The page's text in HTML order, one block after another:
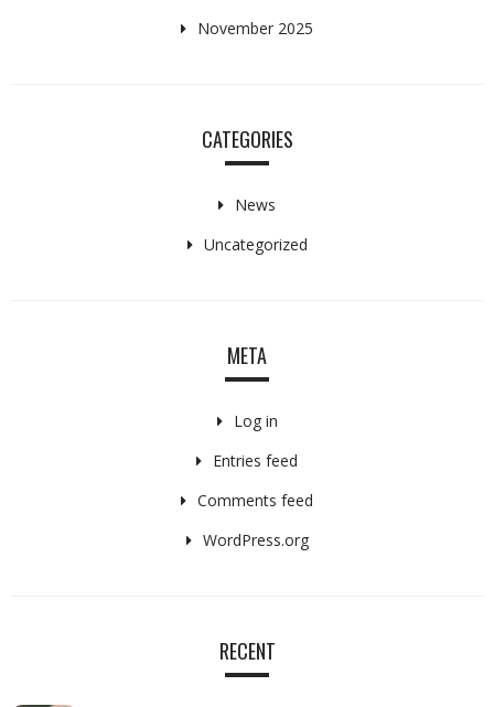
November 2025
CATEGORIES
News
Uncategorized
META
Log in
Entries feed
Comments feed
WordPress.org
RECENT